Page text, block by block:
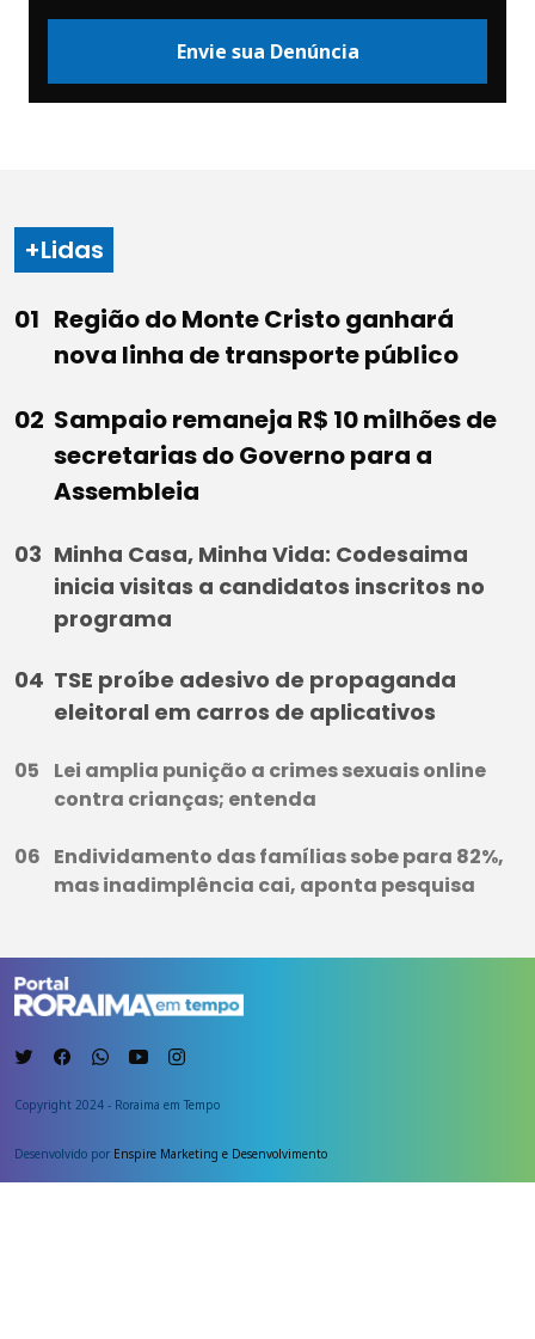
Envie sua Denúncia
+Lidas
Região do Monte Cristo ganhará
nova linha de transporte público
Sampaio remaneja R$ 10 milhões de
secretarias do Governo para a
Assembleia
Minha Casa, Minha Vida: Codesaima
inicia visitas a candidatos inscritos no
programa
TSE proíbe adesivo de propaganda
eleitoral em carros de aplicativos
Lei amplia punição a crimes sexuais online
contra crianças; entenda
Endividamento das famílias sobe para 82%,
mas inadimplência cai, aponta pesquisa
Copyright 2024 - Roraima em Tempo
Desenvolvido por Enspire Marketing e Desenvolvimento